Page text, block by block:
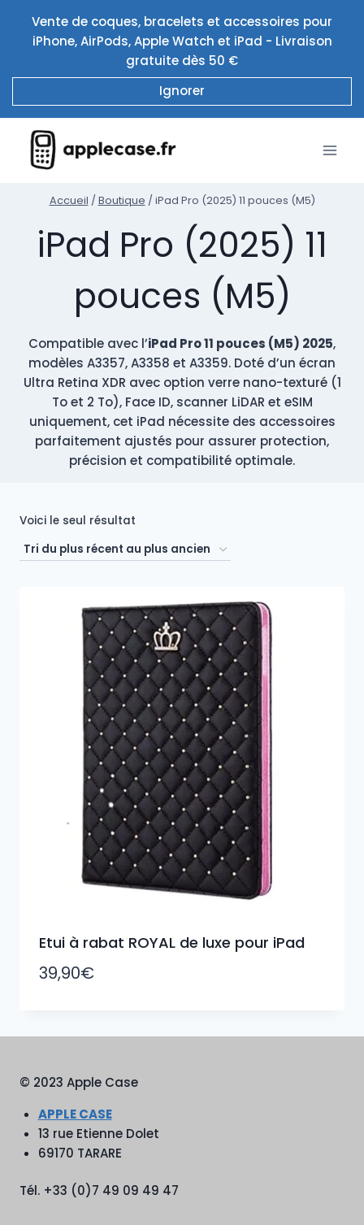
contenu
Vente de coques, bracelets et accessoires pour
iPhone, AirPods, Apple Watch et iPad - Livraison
gratuite dès 50 €
Ignorer
Accueil / Boutique / iPad Pro (2025) 11 pouces (M5)
iPad Pro (2025) 11
pouces (M5)
Compatible avec l’iPad Pro 11 pouces (M5) 2025,
modèles A3357, A3358 et A3359. Doté d’un écran
Ultra Retina XDR avec option verre nano-texturé (1
To et 2 To), Face ID, scanner LiDAR et eSIM
uniquement, cet iPad nécessite des accessoires
parfaitement ajustés pour assurer protection,
précision et compatibilité optimale.
Voici le seul résultat
Etui à rabat ROYAL de luxe pour iPad
39,90€
© 2023 Apple Case
APPLE CASE
13 rue Etienne Dolet
69170 TARARE
Tél. +33 (0)7 49 09 49 47